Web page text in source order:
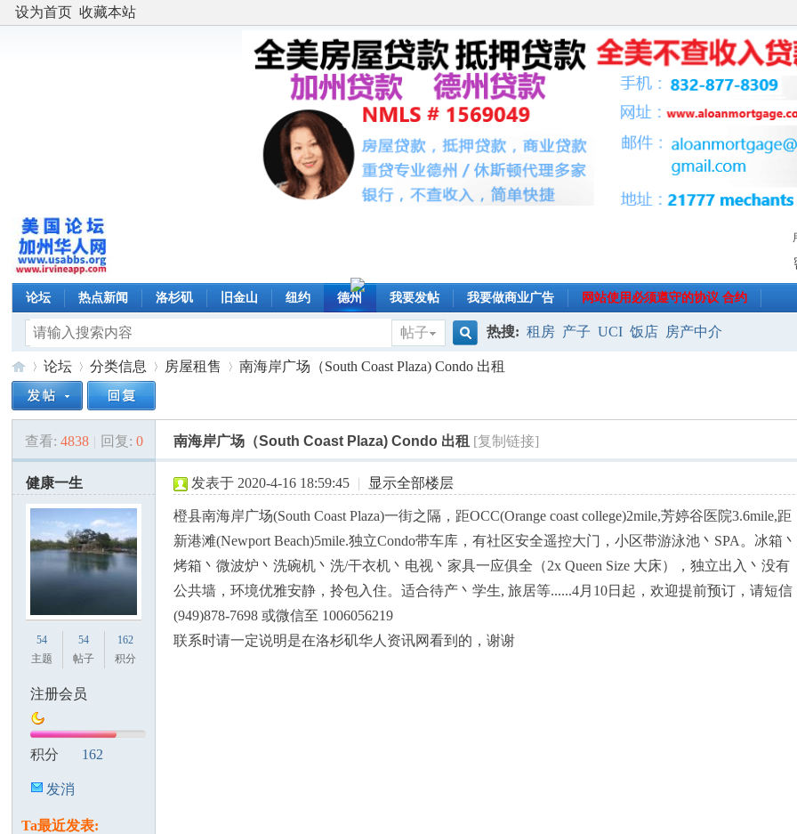
设为首页 收藏本站
论坛 热点新闻 洛杉矶 旧金山 纽约 德州 我要发帖 我要做商业广告 网站使用必须遵守的协议 合约
帖子
搜
索
热搜: 租房 产子 UCI 饭店 房产中介
美
国
»
论坛
›
分类信息 房屋租售
›
南海岸广场（South Coast Plaza) Condo 出租
查看: 4838 | 回复: 0 南海岸广场（South Coast Plaza) Condo 出租 [复制链接]
健康一生
54
主题
54
帖子
162
积分
注册会员
积分 162
发消
Ta最近发表:
发表于 2020-4-16 18:59:45 | 显示全部楼层
橙县南海岸广场(South Coast Plaza)一街之隔，距OCC(Orange coast college)2mile,芳婷谷医院3.6mile,距
新港滩(Newport Beach)5mile.独立Condo带车库，有社区安全遥控大门，小区带游泳池丶SPA。冰箱丶
烤箱丶微波炉丶洗碗机丶洗/干衣机丶电视丶家具一应俱全（2x Queen Size 大床），独立出入丶没有
公共墙，环境优雅安静，拎包入住。适合待产丶学生, 旅居等......4月10日起，欢迎提前预订，请短信
(949)878-7698 或微信至 1006056219
联系时请一定说明是在洛杉矶华人资讯网看到的，谢谢